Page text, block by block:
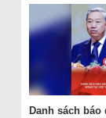
Danh sách báo